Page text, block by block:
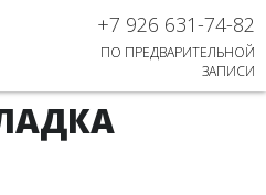
+7 926 631-74-82
ПО ПРЕДВАРИТЕЛЬНОЙ
ЗАПИСИ